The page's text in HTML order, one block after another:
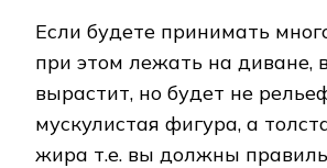
Если будете принимать
при этом лежать на диване,
вырастит, но будет не
мускулистая фигура, а
жира т.е. вы должны